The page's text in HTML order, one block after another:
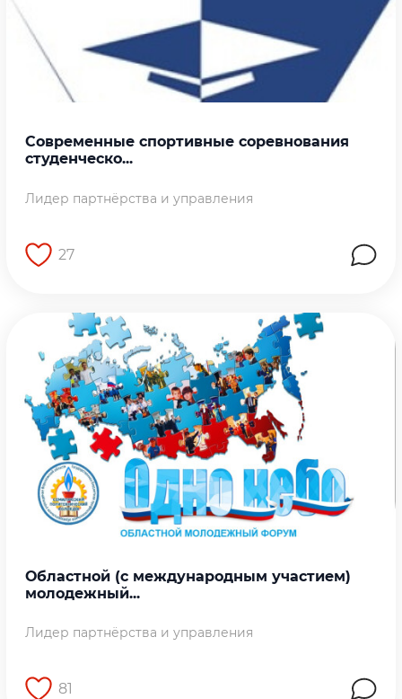
Современные спортивные соревнования
студенческо...
Лидер партнёрства и управления
27
Областной (с международным участием)
молодежный...
Лидер партнёрства и управления
81